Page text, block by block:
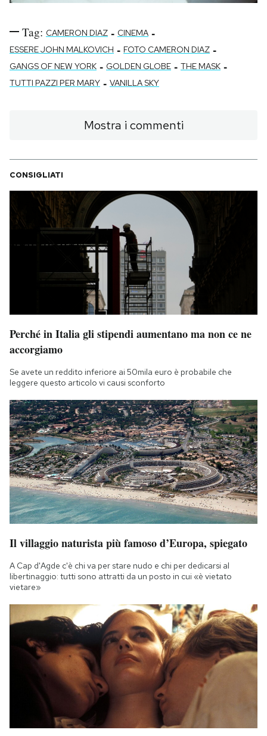
Tag: CAMERON DIAZ - CINEMA -
ESSERE JOHN MALKOVICH - FOTO CAMERON DIAZ -
GANGS OF NEW YORK - GOLDEN GLOBE - THE MASK -
TUTTI PAZZI PER MARY - VANILLA SKY
Mostra i commenti
CONSIGLIATI
Perché in Italia gli stipendi aumentano ma non ce ne
accorgiamo
Se avete un reddito inferiore ai 50mila euro è probabile che
leggere questo articolo vi causi sconforto
Il villaggio naturista più famoso d’Europa, spiegato
A Cap d'Agde c'è chi va per stare nudo e chi per dedicarsi al
libertinaggio: tutti sono attratti da un posto in cui «è vietato
vietare»